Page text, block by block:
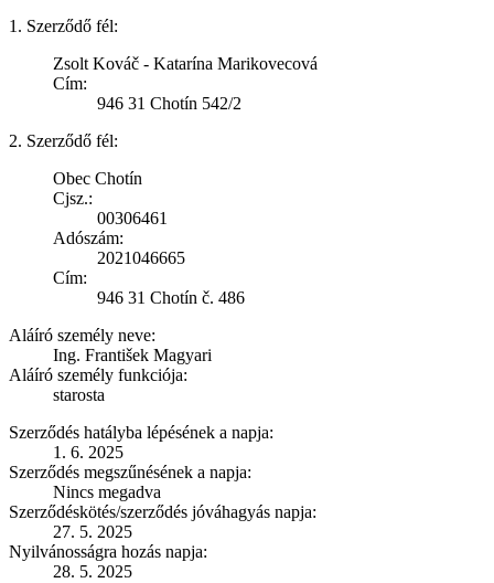
1. Szerződő fél:
Zsolt Kováč - Katarína Marikovecová
Cím:
946 31 Chotín 542/2
2. Szerződő fél:
Obec Chotín
Cjsz.:
00306461
Adószám:
2021046665
Cím:
946 31 Chotín č. 486
Aláíró személy neve:
Ing. František Magyari
Aláíró személy funkciója:
starosta
Szerződés hatályba lépésének a napja:
1. 6. 2025
Szerződés megszűnésének a napja:
Nincs megadva
Szerződéskötés/szerződés jóváhagyás napja:
27. 5. 2025
Nyilvánosságra hozás napja:
28. 5. 2025